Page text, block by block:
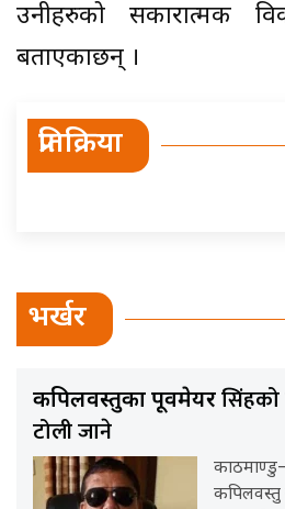
उनीहरुको सकारात्मक
बताएकाछन् ।
प्रतिक्रिया
भर्खर
कपिलवस्तुका पूर्वमेयर
टोली जाने
कपिलवस्तु